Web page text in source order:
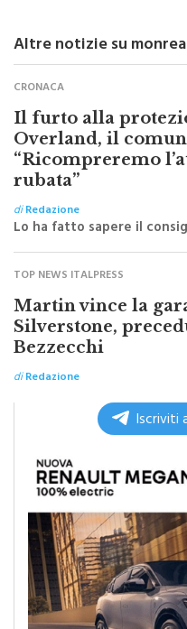
Altre notizie su
CRONACA
Il furto alla
Overland, il
“Ricompreremo
rubata”
diRedazione
Lo ha fatto sapere il
TOP NEWS ITALPRESS
Martin vince la
Silverstone,
Bezzecchi
di